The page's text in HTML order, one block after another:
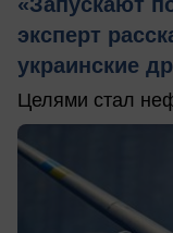
эксперт
украинские
Целями стал